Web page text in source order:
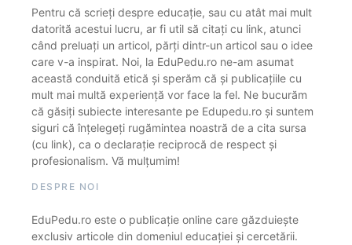
Pentru că scrieți despre educație, sau cu atât mai mult
datorită acestui lucru, ar fi util să citați cu link, atunci
când preluați un articol, părți dintr-un articol sau o idee
care v-a inspirat. Noi, la EduPedu.ro ne-am asumat
această conduită etică și sperăm că și publicațiile cu
mult mai multă experiență vor face la fel. Ne bucurăm
că găsiți subiecte interesante pe Edupedu.ro și suntem
siguri că înțelegeți rugămintea noastră de a cita sursa
(cu link), ca o declarație reciprocă de respect și
profesionalism. Vă mulțumim!
DESPRE NOI
EduPedu.ro este o publicație online care găzduiește
exclusiv articole din domeniul educației și cercetării.